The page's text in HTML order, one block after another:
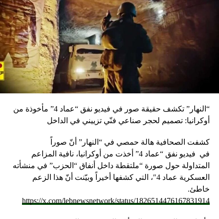
“النهار” تكشف حقيقة صور في فيديو نفق “عماد 4” مأخوذة من
أوكرانيا: تصميم لحجر صناعي فنّي تزييني في الداخل
كشفت الصحافية هالة حمصي في “النهار” أنّ صوراً
في فيديو
نفق “عماد 4” أخذت من أوكرانيا، نافية المزاعم
المتداولة حول صورة “ملتقطة داخل أنفاق “الحزب” في منشأته
العسكرية عماد 4″، التي كشفها أخيراً وبيّنت أنّ هذا الزعم
خاطئ.
https://x.com/lebnewsnetwork/status/1826514476167831914